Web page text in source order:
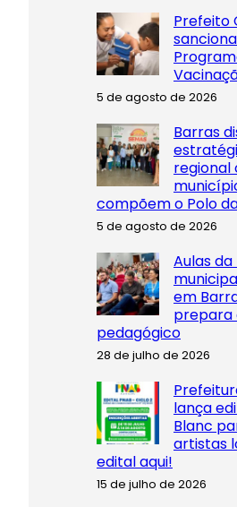
Prefeito
5 de agosto de 2026
Barras
regional
compõem o Polo
5 de agosto de 2026
Aulas
em
prepara
pedagógico
28 de julho de 2026
lança
Blanc
artistas
edital aqui!
15 de julho de 2026